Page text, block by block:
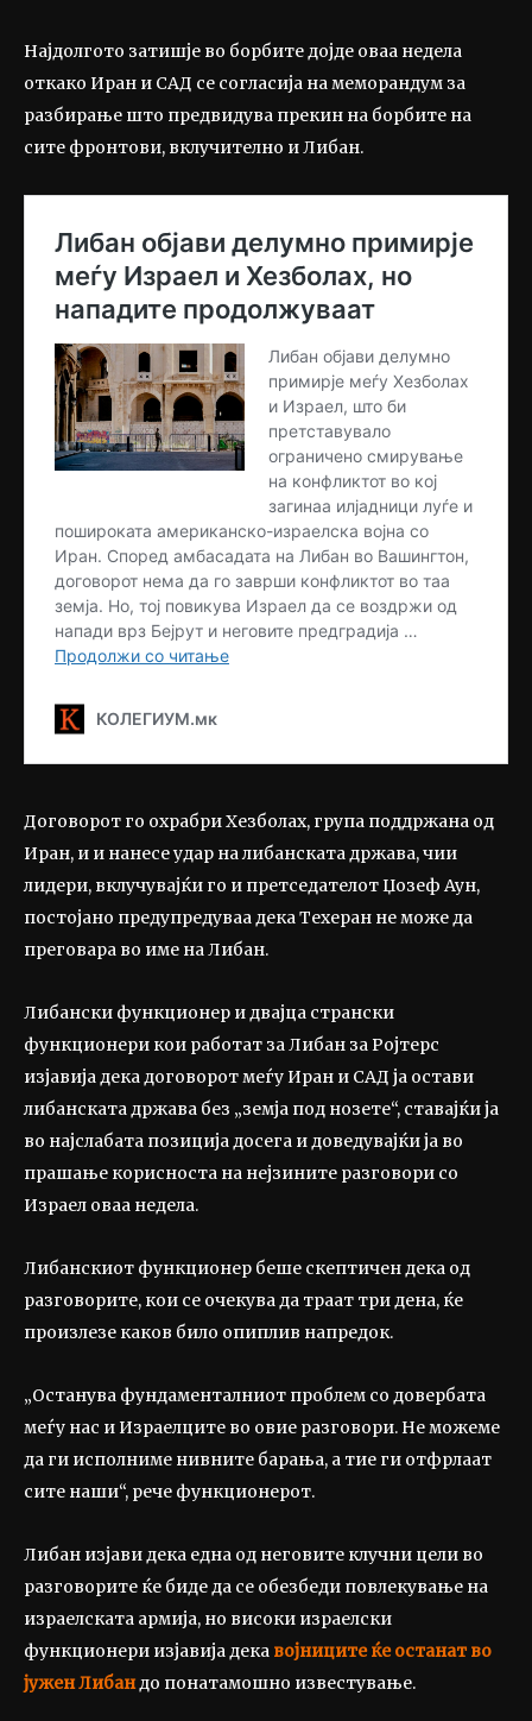
Најдолгото затишје во борбите дојде оваа недела
откако Иран и САД се согласија на меморандум за
разбирање што предвидува прекин на борбите на
сите фронтови, вклучително и Либан.
Договорот го охрабри Хезболах, група поддржана од
Иран, и и нанесе удар на либанската држава, чии
лидери, вклучувајќи го и претседателот Џозеф Аун,
постојано предупредуваа дека Техеран не може да
преговара во име на Либан.
Либански функционер и двајца странски
функционери кои работат за Либан за Ројтерс
изјавија дека договорот меѓу Иран и САД ја остави
либанската држава без „земја под нозете“, ставајќи ја
во најслабата позиција досега и доведувајќи ја во
прашање корисноста на нејзините разговори со
Израел оваа недела.
Либанскиот функционер беше скептичен дека од
разговорите, кои се очекува да траат три дена, ќе
произлезе каков било опиплив напредок.
„Останува фундаменталниот проблем со довербата
меѓу нас и Израелците во овие разговори. Не можеме
да ги исполниме нивните барања, а тие ги отфрлаат
сите наши“, рече функционерот.
Либан изјави дека една од неговите клучни цели во
разговорите ќе биде да се обезбеди повлекување на
израелската армија, но високи израелски
функционери изјавија дека војниците ќе останат во
јужен Либандо понатамошно известување.